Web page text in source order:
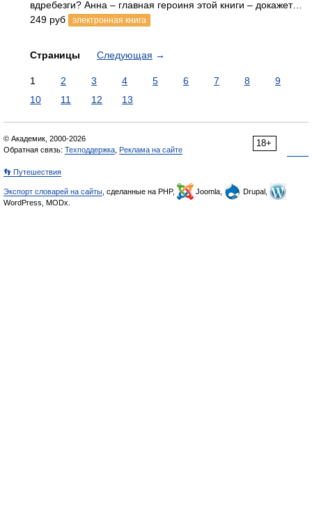
вдребезги? Анна – главная героиня этой книги – докажет…
249 руб
электронная книга
Страницы Следующая →
1 2 3 4 5 6 7 8
9
10
11 12 13
18+
© Академик, 2000-2026
Обратная связь: Техподдержка Реклама на сайте
👣 Путешествия
Экспорт словарей на сайты , сделанные на PHP, Joomla,
Drupal,
WordPress, MODx.